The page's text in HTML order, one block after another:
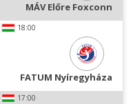
MÁV Előre Foxconn
18:00
FATUM Nyíregyháza
17:00